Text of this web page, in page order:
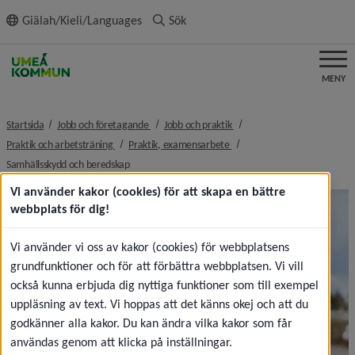
innehållet
Giälah/Kieli/Languages Sök
MENY
Startsida Jobb och företagande nivå i brödsmulenavigeringen
Jobb och praktik nivå i
Praktik och arbetsträning nivå i brödsmulenavigeringen
Praktik, examensarbete nivå i brödsmulenavigeringen
Samhällsskydd och beredskapnivå i brödsmulenavigeringen
Vi använder kakor (cookies) för att skapa en bättre
webbplats för dig!
Vi använder vi oss av kakor (cookies) för webbplatsens
grundfunktioner och för att förbättra webbplatsen. Vi vill
också kunna erbjuda dig nyttiga funktioner som till exempel
uppläsning av text. Vi hoppas att det känns okej och att du
godkänner alla kakor. Du kan ändra vilka kakor som får
användas genom att klicka på inställningar.